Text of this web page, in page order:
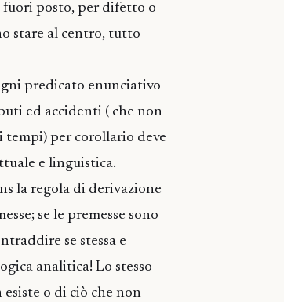
posto, per difetto o
stare al centro, tutto
predicato enunciativo
ed accidenti ( che non
per corollario deve
e linguistica.
la regola di derivazione
se le premesse sono
se stessa e
analitica! Lo stesso
o di ciò che non